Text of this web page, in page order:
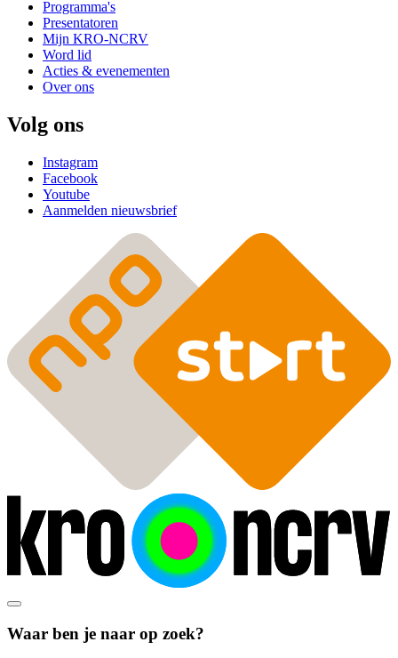
Programma's
Presentatoren
Mijn KRO-NCRV
Word lid
Acties & evenementen
Over ons
Volg ons
Instagram
Facebook
Youtube
Aanmelden nieuwsbrief
Waar ben je naar op zoek?